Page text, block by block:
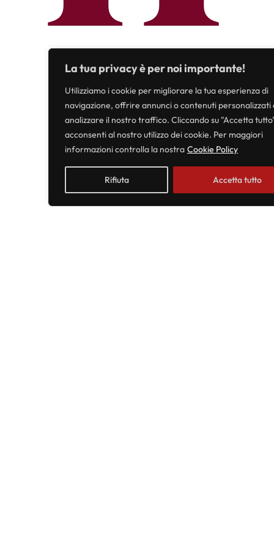
La tua privacy è per noi importante!
Utilizziamo i cookie per migliorare la tua esperienza di
navigazione, offrire annunci o contenuti personalizzati
analizzare il nostro traffico. Cliccando su "Accetta
acconsenti al nostro utilizzo dei cookie. Per maggiori
informazioni controlla la nostra Cookie Policy
Rifiuta Accetta tutto
d